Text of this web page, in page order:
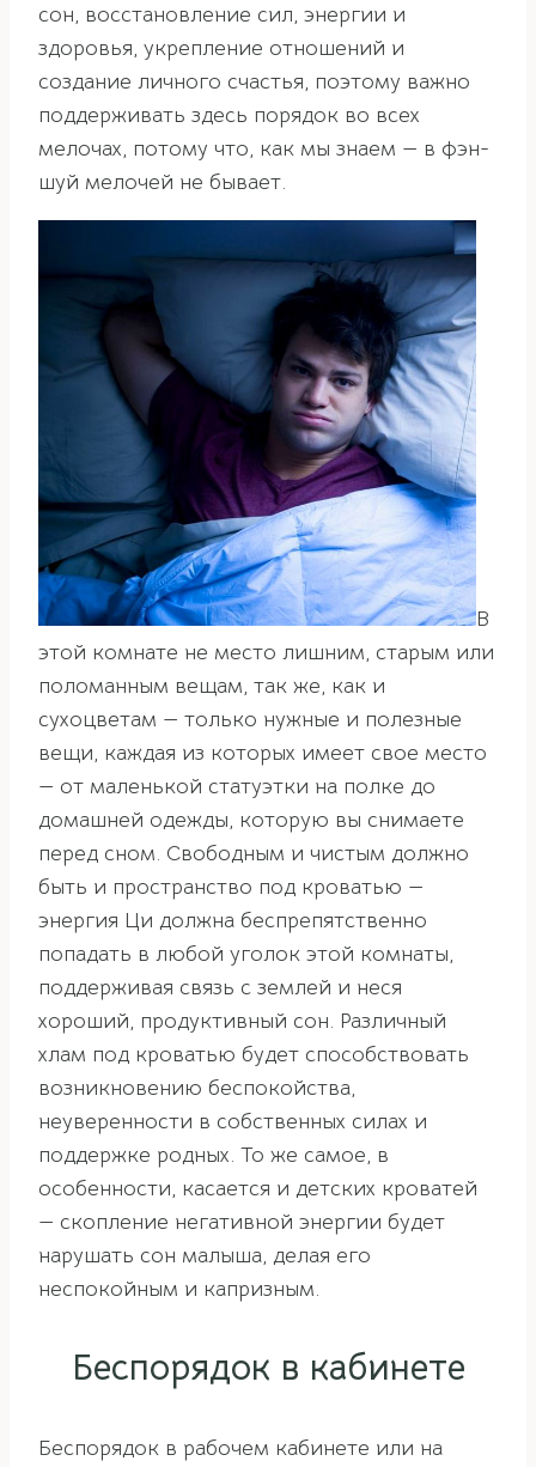
сон, восстановление сил, энергии и
здоровья, укрепление отношений и
создание личного счастья, поэтому важно
поддерживать здесь порядок во всех
мелочах, потому что, как мы знаем — в фэн-
шуй мелочей не бывает.
В
этой комнате не место лишним, старым или
поломанным вещам, так же, как и
сухоцветам — только нужные и полезные
вещи, каждая из которых имеет свое место
— от маленькой статуэтки на полке до
домашней одежды, которую вы снимаете
перед сном. Свободным и чистым должно
быть и пространство под кроватью —
энергия Ци должна беспрепятственно
попадать в любой уголок этой комнаты,
поддерживая связь с землей и неся
хороший, продуктивный сон. Различный
хлам под кроватью будет способствовать
возникновению беспокойства,
неуверенности в собственных силах и
поддержке родных. То же самое, в
особенности, касается и детских кроватей
— скопление негативной энергии будет
нарушать сон малыша, делая его
неспокойным и капризным.
Беспорядок в кабинете
Беспорядок в рабочем кабинете или на